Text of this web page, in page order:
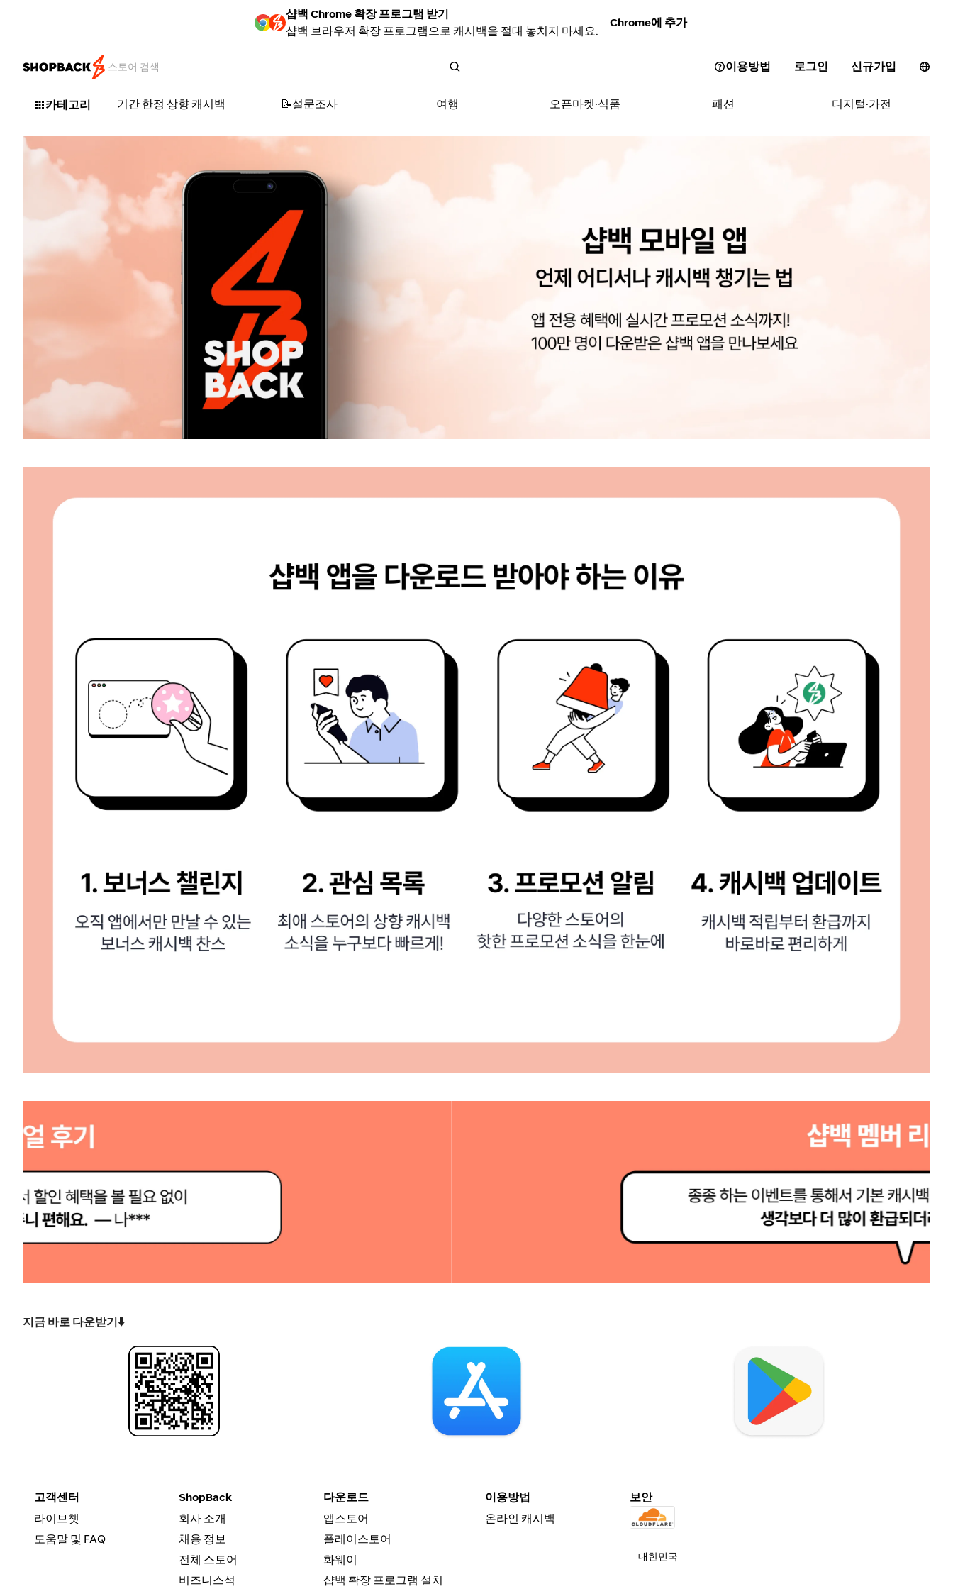
샵백 Chrome 확장 프로그램 받기
샵백 브라우저 확장 프로그램으로 캐시백을 절대 놓치지 마세요.
Chrome에 추가
이용방법 로그인 신규가입
카테고리 기간 한정 상향 캐시백 📝설문조사 여행 오픈마켓·식품 패션 디지털·가전
shopback_app_header
지금 바로 다운받기⬇️
고객센터
라이브챗
도움말 및 FAQ
ShopBack
회사 소개
채용 정보
전체 스토어
비즈니스석
다운로드
앱스토어
플레이스토어
화웨이
샵백 확장 프로그램 설치
이용방법
온라인 캐시백
보안